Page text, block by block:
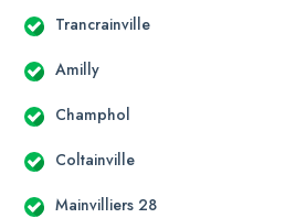
Trancrainville
Amilly
Champhol
Coltainville
Mainvilliers 28